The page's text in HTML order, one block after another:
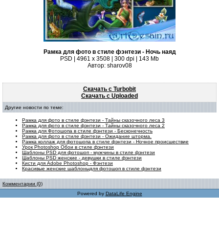
Рамка для фото в стиле фэнтези - Ночь наяд
PSD | 4961 х 3508 | 300 dpi | 143 Mb
Автор: sharov08
Скачать с Turbobit
Скачать с Uploaded
Другие новости по теме:
Рамка для фото в стиле фэнтези - Тайны сказочного леса 3
Рамка для фото в стиле фэнтези - Тайны сказочного леса 2
Рамка для Фотошопа в стиле фэнтези - Бесконечность
Рамка для фото в стиле фэнтези - Ожидание шторма.
Рамка коллаж для фотошопа в стиле фэнтези - Ночное происшествие
Урок Photoshop Обои в стиле фэнтези
Шаблоны PSD для фотошоп - мужчины в стиле фэнтези
Шаблоны PSD женские - девушки в стиле фэнтези
Кисти для Adobe Photoshop - Фэнтези
Красивые женские шаблоныдля фотошоп в стиле фэнтези
Комментарии (0)
Powered by DataLife Engine